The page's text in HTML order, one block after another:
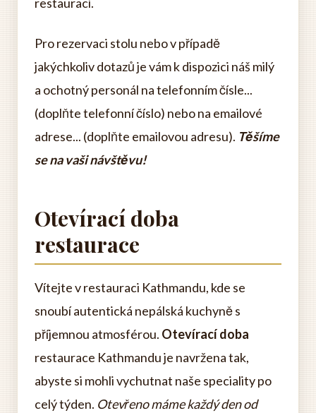
Pro rezervaci stolu nebo v případě
jakýchkoliv dotazů je vám k dispozici náš milý
a ochotný personál na telefonním čísle...
(doplňte telefonní číslo) nebo na emailové
adrese... (doplňte emailovou adresu). Těšíme
se na vaši návštěvu!
Otevírací doba
restaurace
Vítejte v restauraci Kathmandu, kde se
snoubí autentická nepálská kuchyně s
příjemnou atmosférou. Otevírací doba
restaurace Kathmandu je navržena tak,
abyste si mohli vychutnat naše speciality po
celý týden. Otevřeno máme každý den od